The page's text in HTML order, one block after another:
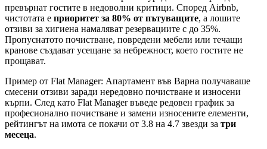
превърнат гостите в недоволни критици. Според Airbnb,
чистотата е приоритет за 80% от пътуващите, а лошите
отзиви за хигиена намаляват резервациите с до 35%.
Пропуснатото почистване, повредени мебели или течащи
кранове създават усещане за небрежност, което гостите не
прощават.
Пример от Flat Manager: Апартамент във Варна получаваше
смесени отзиви заради нередовно почистване и износени
кърпи. След като Flat Manager въведе редовен график за
професионално почистване и замени износените елементи,
рейтингът на имота се покачи от 3.8 на 4.7 звезди за три
месеца.